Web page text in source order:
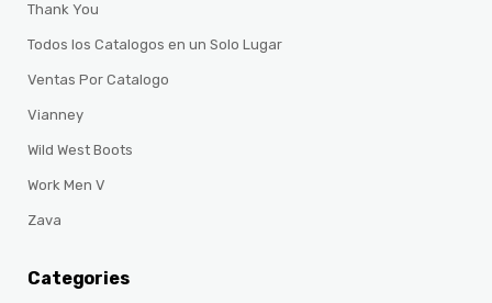
Thank You
Todos los Catalogos en un Solo Lugar
Ventas Por Catalogo
Vianney
Wild West Boots
Work Men V
Zava
Categories